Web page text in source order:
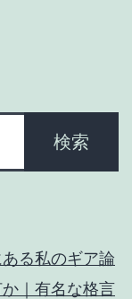
る私のギア論
｜有名な格言